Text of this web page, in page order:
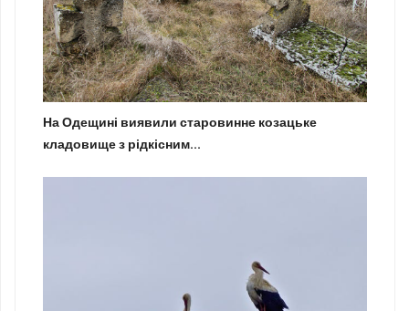
На Одещині виявили старовинне козацьке
кладовище з рідкісним...